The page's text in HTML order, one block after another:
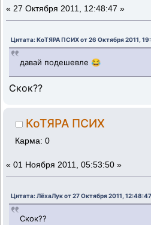
« 27 Октября 2011, 12:48:47 »
Цитата: КоТЯРА ПСИХ от 26 Октября 2011,
давай подешевле 😂
Скок??
КоТЯРА ПСИХ
Карма: 0
« 01 Ноября 2011, 05:53:50 »
Цитата: ЛёхаЛук от 27 Октября 2011, 12:48:47
Скок??